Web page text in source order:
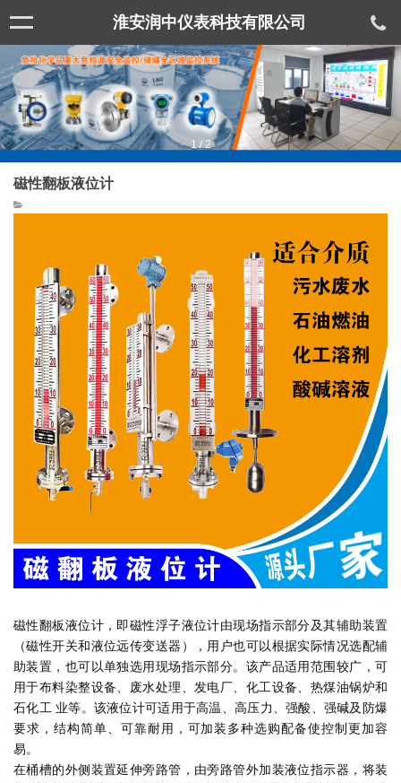
淮安润中仪表科技有限公司
1 / 2
磁性翻板液位计
磁性翻板液位计，即磁性浮子液位计由现场指示部分及其辅助装置
（磁性开关和液位远传变送器），用户也可以根据实际情况选配辅
助装置，也可以单独选用现场指示部分。该产品适用范围较广，可
用于布料染整设备、废水处理、发电厂、化工设备、热煤油锅炉和
石化工 业等。该液位计可适用于高温、高压力、强酸、强碱及防爆
要求，结构简单、可靠耐用，可加装多种选购配备使控制更加容
易。
在桶槽的外侧装置延伸旁路管，由旁路管外加装液位指示器，将装